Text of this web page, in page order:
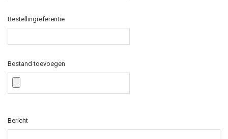
Bestellingreferentie
Bestand toevoegen
Bericht